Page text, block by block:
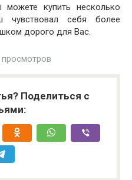
купить несколько
себя более
дорого для Вас.
просмотров
Поделиться с